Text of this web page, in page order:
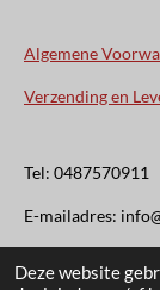
Deze website
Algemene
Verzending en
Tel: 0487570911
E-mailadres: